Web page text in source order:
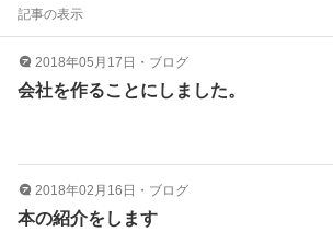
記事の表示
2018年05月17日 ・ ブログ
会社を作ることにしました。
2018年02月16日 ・ ブログ
本の紹介をします